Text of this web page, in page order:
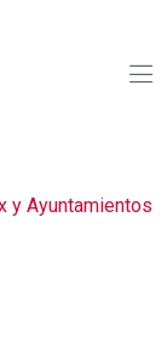
y Ayuntamientos